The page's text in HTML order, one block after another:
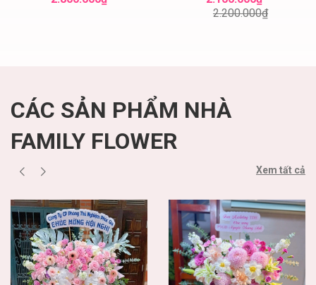
hoa tươi
2.200.000₫
CÁC SẢN PHẨM NHÀ
FAMILY FLOWER
Xem tất cả